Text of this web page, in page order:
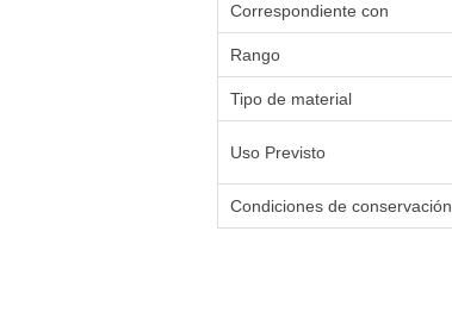
Correspondiente con
Rango
Tipo de material
Uso Previsto
Condiciones de conservación